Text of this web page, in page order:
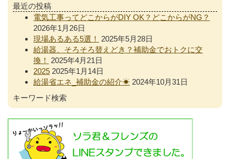
最近の投稿
電気工事ってどこからがDIY OK？どこからがNG？
2026年1月26日
現場あるある5選！
2025年5月28日
給湯器、そろそろ替えどき？補助金でおトクに交
換！
2025年4月21日
2025 2025年1月14日
給湯省エネ_補助金の紹介☀ 2024年10月31日
キーワード検索